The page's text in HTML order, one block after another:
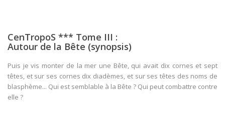
CenTropoS *** Tome III :
Autour de la Bête (synopsis)
Puis je vis monter de la mer une Bête, qui avait dix cornes et sept
têtes, et sur ses cornes dix diadèmes, et sur ses têtes des noms de
blasphème... Qui est semblable à la Bête ? Qui peut combattre contre
elle ?